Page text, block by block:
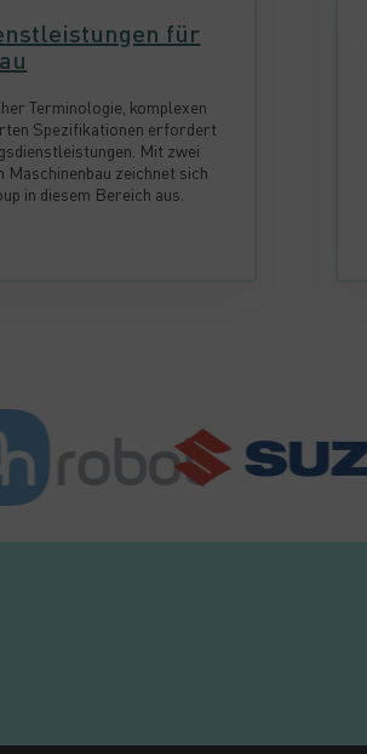
für
Terminologie, komplexen
Spezifikationen erfordert
Mit zwei
Maschinenbau zeichnet sich
in diesem Bereich aus.